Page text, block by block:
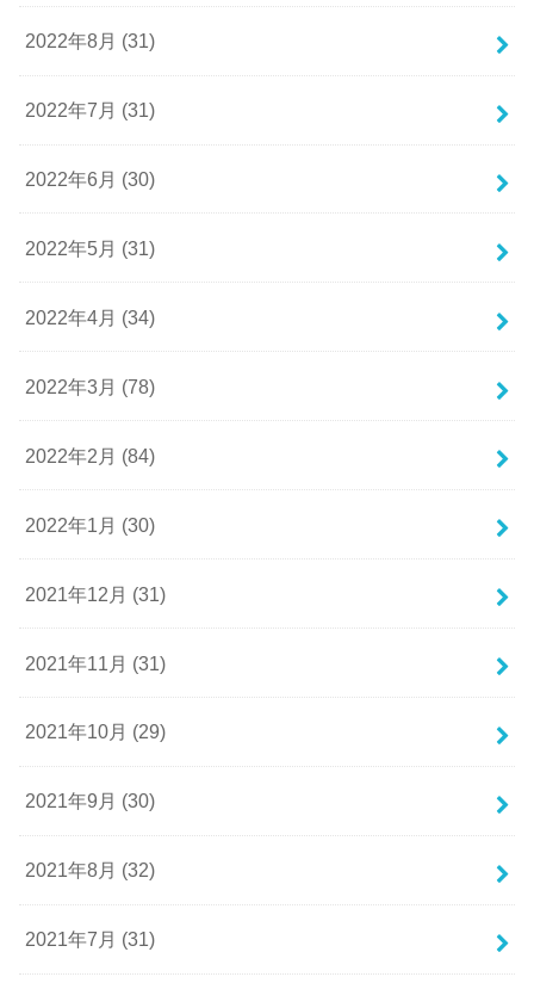
2022年8月 (31)
2022年7月 (31)
2022年6月 (30)
2022年5月 (31)
2022年4月 (34)
2022年3月 (78)
2022年2月 (84)
2022年1月 (30)
2021年12月 (31)
2021年11月 (31)
2021年10月 (29)
2021年9月 (30)
2021年8月 (32)
2021年7月 (31)